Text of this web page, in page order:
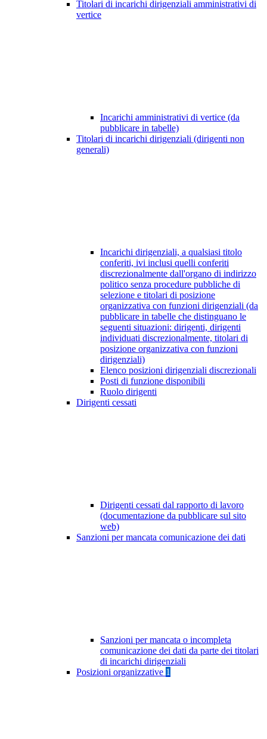
Titolari di incarichi dirigenziali amministrativi di
vertice
Incarichi amministrativi di vertice (da
pubblicare in tabelle)
Titolari di incarichi dirigenziali (dirigenti non
generali)
Incarichi dirigenziali, a qualsiasi titolo
conferiti, ivi inclusi quelli conferiti
discrezionalmente dall'organo di indirizzo
politico senza procedure pubbliche di
selezione e titolari di posizione
organizzativa con funzioni dirigenziali (da
pubblicare in tabelle che distinguano le
seguenti situazioni: dirigenti, dirigenti
individuati discrezionalmente, titolari di
posizione organizzativa con funzioni
dirigenziali)
Elenco posizioni dirigenziali discrezionali
Posti di funzione disponibili
Ruolo dirigenti
Dirigenti cessati
Dirigenti cessati dal rapporto di lavoro
(documentazione da pubblicare sul sito
web)
Sanzioni per mancata comunicazione dei dati
Sanzioni per mancata o incompleta
comunicazione dei dati da parte dei titolari
di incarichi dirigenziali
Posizioni organizzative 1